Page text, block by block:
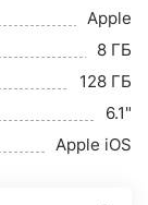
Apple
8 ГБ
128 ГБ
6.1"
Apple iOS